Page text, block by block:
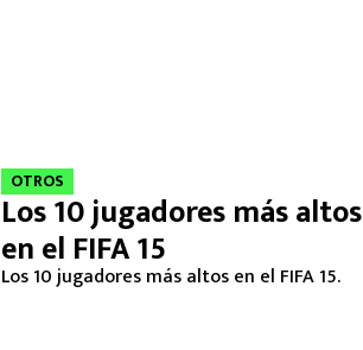
OTROS
Los 10 jugadores más altos
en el FIFA 15
Los 10 jugadores más altos en el FIFA 15.